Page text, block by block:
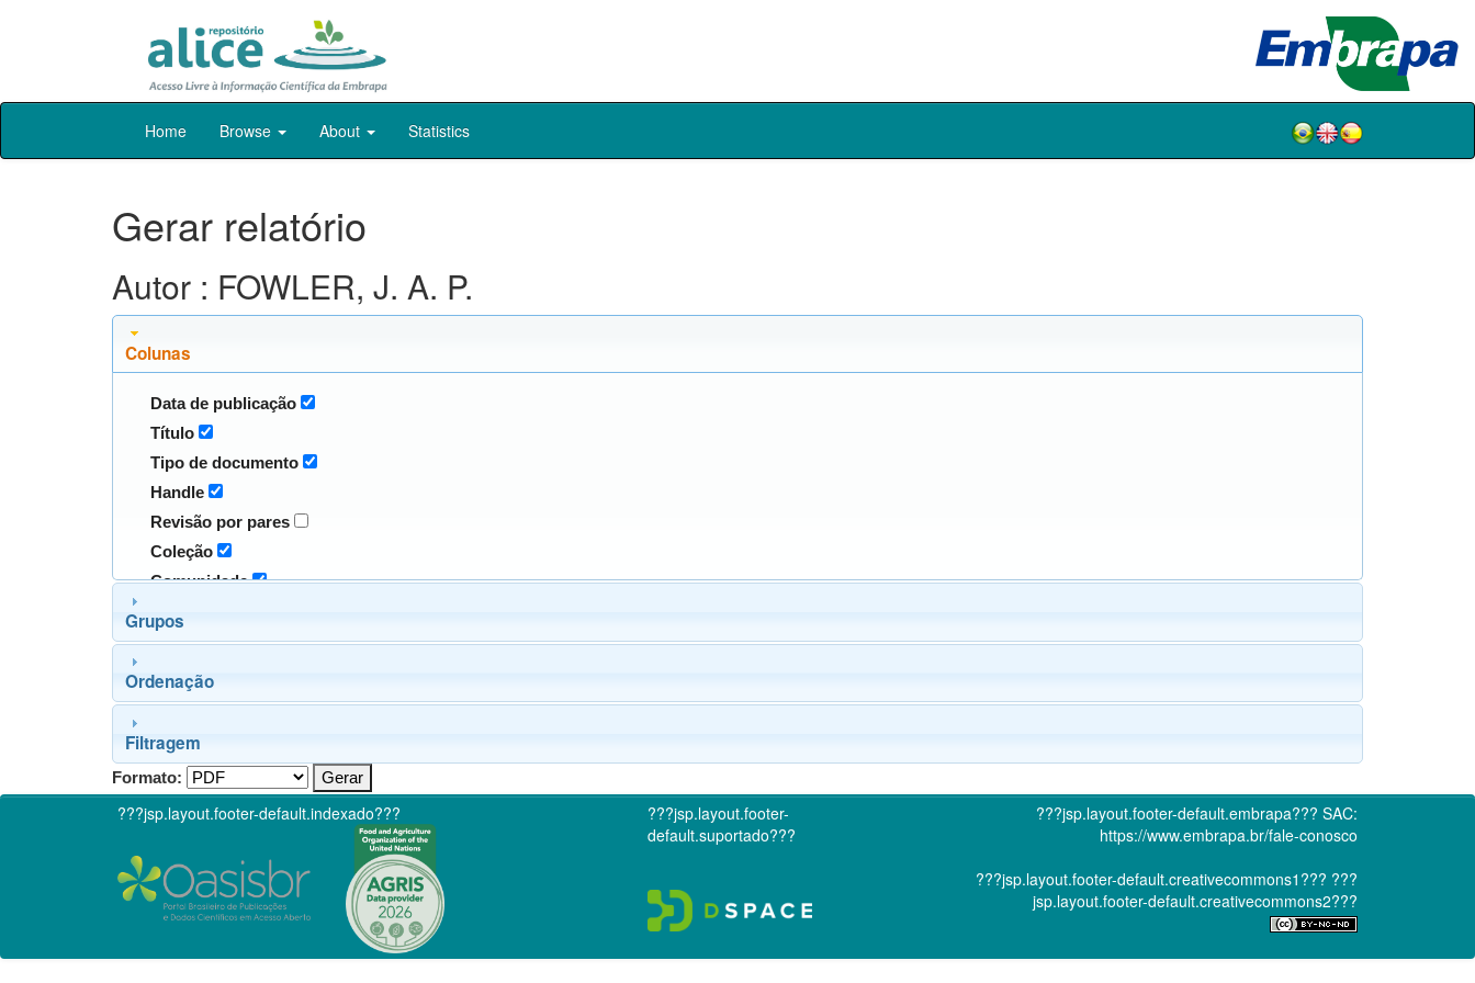
Skip
Home Browse About Statistics
Gerar relatório
Autor : FOWLER, J. A. P.
Colunas
Data de publicação
Título
Tipo de documento
Handle
Revisão por pares
Coleção
Comunidade
Grupos
Ordenação
Filtragem
Formato:
???jsp.layout.footer-default.indexado???
???jsp.layout.footer-
default.suportado???
???jsp.layout.footer-default.embrapa??? SAC:
https://www.embrapa.br/fale-conosco
???jsp.layout.footer-default.creativecommons1??? ???
jsp.layout.footer-default.creativecommons2???